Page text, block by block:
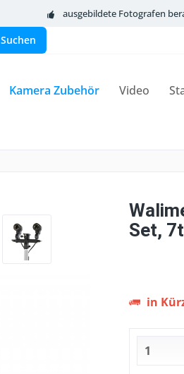
ausgebildete Fotografen
Suchen
Kamera Zubehör Video
Set,
in